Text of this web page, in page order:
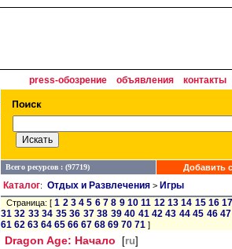
press-обозрение объявления контакты
Всего ресурсов : (97719) Добавить
Каталог: Отдых и Развлечения > Игры
Страница: [1 2 3 4 5 6 7 8 9 10 11 12 13 14 15 16
31 32 33 34 35 36 37 38 39 40 41 42 43 44 45 46 47
61 62 63 64 65 66 67 68 69 70 71 ]
Dragon Age: Начало [ru]